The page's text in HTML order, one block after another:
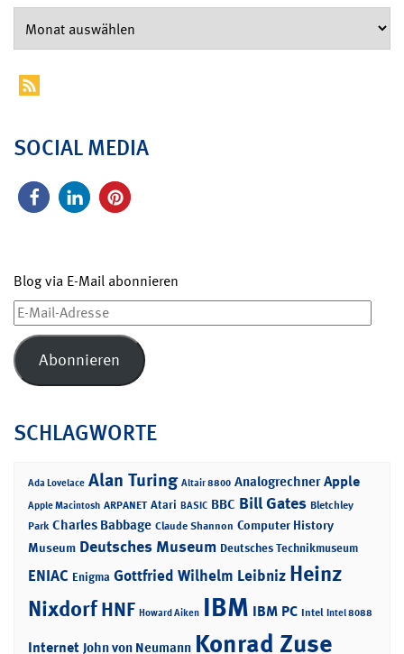
SOCIAL MEDIA
Blog via E-Mail abonnieren
E-
Mail-
Adresse
Abonnieren
SCHLAGWORTE
Ada Lovelace Alan Turing Altair 8800 Analogrechner Apple
Apple Macintosh ARPANET Atari BASIC BBC Bill Gates Bletchley
Park Charles Babbage Claude Shannon Computer History
Museum Deutsches Museum Deutsches Technikmuseum
ENIAC Enigma Gottfried Wilhelm Leibniz Heinz
NixdorfHNF Howard Aiken IBM IBM PC Intel Intel 8088
Internet John von Neumann Konrad Zuse